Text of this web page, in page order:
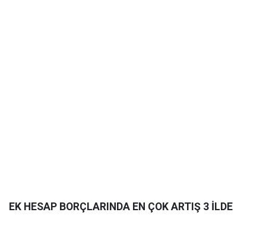
EK HESAP BORÇLARINDA EN ÇOK ARTIŞ 3 İLDE